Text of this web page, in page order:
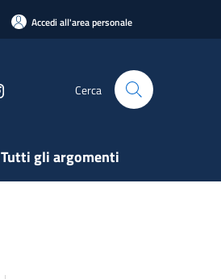
Accedi all'area personale
Cerca
Tutti gli argomenti